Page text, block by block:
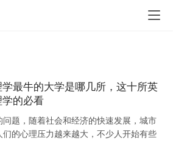
最牛的大学是哪几所，这十所英
的必看
题，随着社会和经济的快速发展，城市
的心理压力越来越大，不少人开始有些